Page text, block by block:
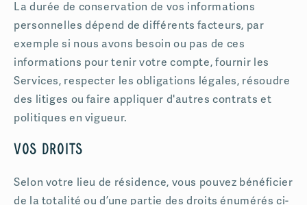
La durée de conservation de vos informations
personnelles dépend de différents facteurs, par
exemple si nous avons besoin ou pas de ces
informations pour tenir votre compte, fournir les
Services, respecter les obligations légales, résoudre
des litiges ou faire appliquer d'autres contrats et
politiques en vigueur.
Vos droits
Selon votre lieu de résidence, vous pouvez bénéficier
de la totalité ou d’une partie des droits énumérés ci-